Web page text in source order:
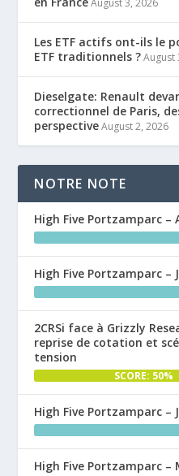
Les ETF actifs ont-ils le
ETF traditionnels ? August
Dieselgate: Renault
correctionnel de Paris,
perspective August 2, 2026
NOTRE NOTE
High Five Portzamparc –
High Five Portzamparc –
2CRSi face à Grizzly
reprise de cotation et
tension
SCORE: 50%
High Five Portzamparc –
High Five Portzamparc –